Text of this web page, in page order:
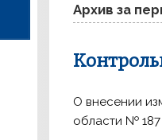
Архив за
О внесении
области № 187